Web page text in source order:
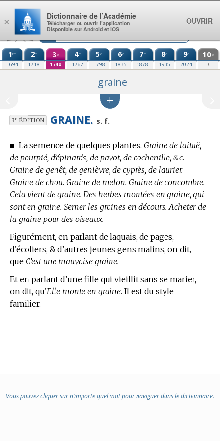
Aller au contenu
1re
1694
2e
1718
3e
1740
4e
1762
5e
1798
6e
1835
7e
1878
8e
1935
9e
2024
10e
E.C.
graine
3eÉDITION GRAINE. s. f.
■ La semence de quelques plantes. Graine de laituë,
de pourpié, d’épinards, de pavot, de cochenille, &c.
Graine de genêt, de genièvre, de cyprès, de laurier.
Graine de chou. Graine de melon. Graine de concombre.
Cela vient de graine. Des herbes montées en graine, qui
sont en graine. Semer les graines en décours. Acheter de
la graine pour des oiseaux.
Figurément, en parlant de laquais, de pages,
d’écoliers, & d’autres jeunes gens malins, on dit,
que C’est une mauvaise graine.
Et en parlant d’une fille qui vieillit sans se marier,
on dit, qu’Elle monte en graine. Il est du style
familier.
Vous pouvez cliquer sur n’importe quel mot pour naviguer dans le dictionnaire.
×
Dictionnaire de l’Académie
Télécharger ou ouvrir l’application
Disponible sur Android et iOS
OUVRIR